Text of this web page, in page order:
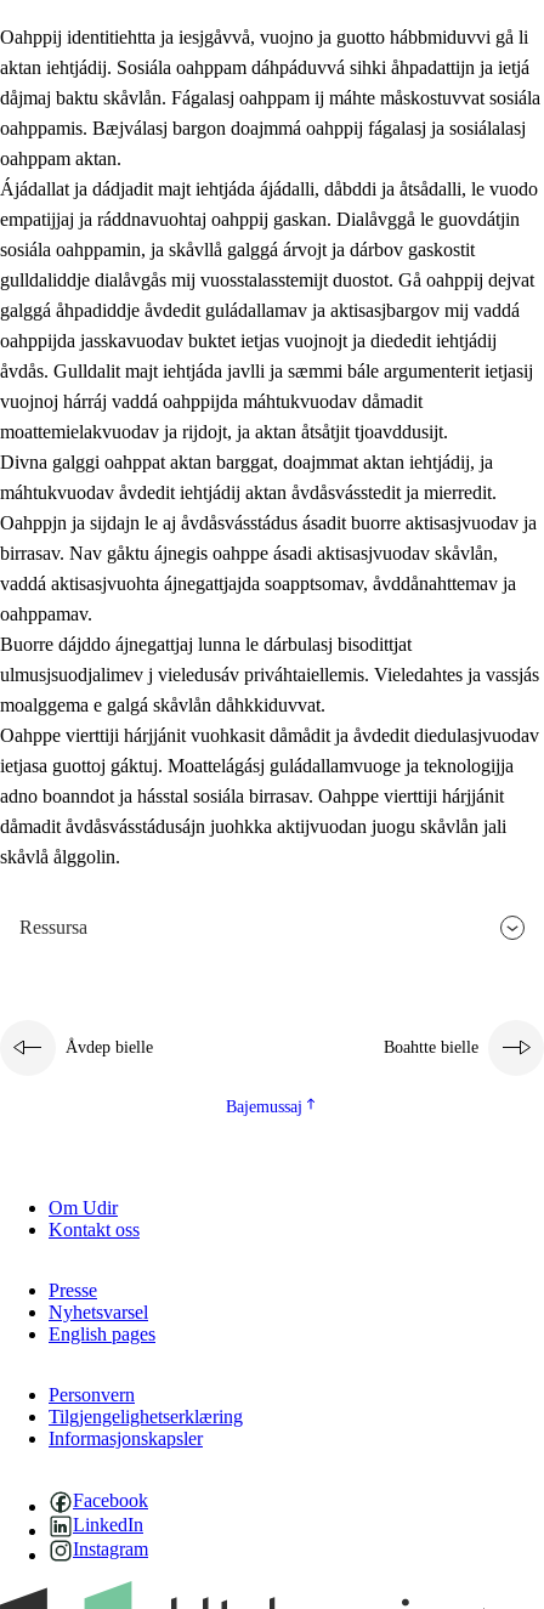
2. Prinsihpa oahppama, åvddånahttema ja ávddama hárráj
2.1 Sosiála oahppam ja åvddånibme
2.2 Máhtudahka fágáj hárráj
2.3 Vuodulasj tjehpudagá
2.4 Oahppat oahppat
Doaresfágalasj tiemá
Oahppij identitiehtta ja iesjgåvvå, vuojno ja guotto hábbmiduvvi gå li
aktan iehtjádij. Sosiála oahppam dáhpáduvvá sihki åhpadattijn ja ietjá
dåjmaj baktu skåvlån. Fágalasj oahppam ij máhte måskostuvvat sosiála
oahppamis. Bæjválasj bargon doajmmá oahppij fágalasj ja sosiálalasj
oahppam aktan.
Ájádallat ja dádjadit majt iehtjáda ájádalli, dåbddi ja åtsådalli, le vuodo
empatijjaj ja ráddnavuohtaj oahppij gaskan. Dialåvggå le guovdátjin
sosiála oahppamin, ja skåvllå galggá árvojt ja dárbov gaskostit
gulldaliddje dialåvgås mij vuosstalasstemijt duostot. Gå oahppij dejvat
galggá åhpadiddje åvdedit guládallamav ja aktisasjbargov mij vaddá
oahppijda jasskavuodav buktet ietjas vuojnojt ja diededit iehtjádij
åvdås. Gulldalit majt iehtjáda javlli ja sæmmi bále argumenterit ietjasij
vuojnoj hárráj vaddá oahppijda máhtukvuodav dåmadit
moattemielakvuodav ja rijdojt, ja aktan åtsåtjit tjoavddusijt.
Divna galggi oahppat aktan barggat, doajmmat aktan iehtjádij, ja
máhtukvuodav åvdedit iehtjádij aktan åvdåsvásstedit ja mierredit.
Oahppjn ja sijdajn le aj åvdåsvásstádus ásadit buorre aktisasjvuodav ja
birrasav. Nav gåktu ájnegis oahppe ásadi aktisasjvuodav skåvlån,
vaddá aktisasjvuohta ájnegattjajda soapptsomav, åvddånahttemav ja
oahppamav.
Buorre dájddo ájnegattjaj lunna le dárbulasj bisodittjat
ulmusjsuodjalimev j vieledusáv priváhtaiellemis. Vieledahtes ja vassjás
moalggema e galgá skåvlån dåhkkiduvvat.
Oahppe vierttiji hárjjánit vuohkasit dåmådit ja åvdedit diedulasjvuodav
ietjasa guottoj gáktuj. Moattelágásj guládallamvuoge ja teknologijja
adno boanndot ja hásstal sosiála birrasav. Oahppe vierttiji hárjjánit
dåmadit åvdåsvásstádusájn juohkka aktijvuodan juogu skåvlån jali
skåvlå ålggolin.
Ressursa
Åvdep bielle Boahtte bielle
Bajemussaj
Om Udir
Kontakt oss
Presse
Nyhetsvarsel
English pages
Personvern
Tilgjengelighetserklæring
Informasjonskapsler
Facebook
LinkedIn
Instagram